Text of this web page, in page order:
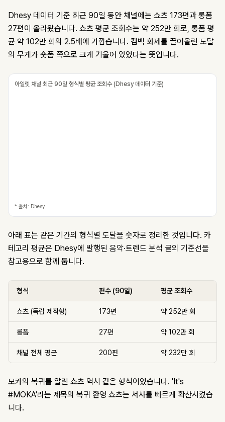
Dhesy 데이터 기준 최근 90일 동안 채널에는 쇼츠 173편과 롱폼
27편이 올라왔습니다. 쇼츠 평균 조회수는 약 252만 회로, 롱폼 평
균 약 102만 회의 2.5배에 가깝습니다. 컴백 화제를 끌어올린 도달
의 무게가 숏폼 쪽으로 크게 기울어 있었다는 뜻입니다.
아일릿 채널 최근 90일 형식별 평균 조회수 (Dhesy 데이터 기준)
* 출처: Dhesy
아래 표는 같은 기간의 형식별 도달을 숫자로 정리한 것입니다. 카
테고리 평균은 Dhesy에 발행된 음악·트렌드 분석 글의 기준선을
참고용으로 함께 둡니다.
형식 편수 (90일) 평균 조회수
쇼츠 (독립 제작형) 173편 약 252만 회
롱폼 27편 약 102만 회
채널 전체 평균 200편 약 232만 회
모카의 복귀를 알린 쇼츠 역시 같은 형식이었습니다. 'It's
#MOKA'라는 제목의 복귀 환영 쇼츠는 서사를 빠르게 확산시켰습
니다.